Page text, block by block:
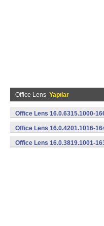
Office Lens Yapılar
Office Lens 16.0.6315.1000-
Office Lens 16.0.4201.1016-
Office Lens 16.0.3819.1001-